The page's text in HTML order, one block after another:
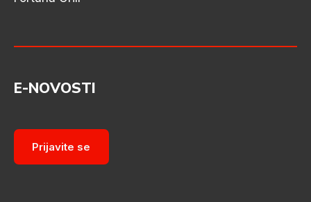
E-NOVOSTI
Prijavite se